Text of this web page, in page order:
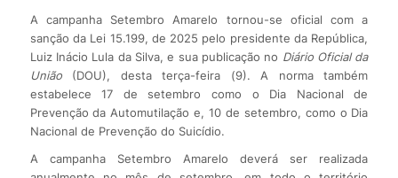
A campanha Setembro Amarelo tornou-se oficial com a
sanção da Lei 15.199, de 2025 pelo presidente da República,
Luiz Inácio Lula da Silva, e sua publicação no Diário Oficial da
União(DOU), desta terça-feira (9). A norma também
estabelece 17 de setembro como o Dia Nacional de
Prevenção da Automutilação e, 10 de setembro, como o Dia
Nacional de Prevenção do Suicídio.
A campanha Setembro Amarelo deverá ser realizada